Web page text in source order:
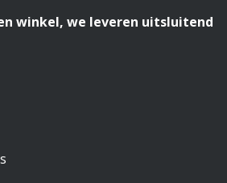
winkel, we leveren uitsluitend